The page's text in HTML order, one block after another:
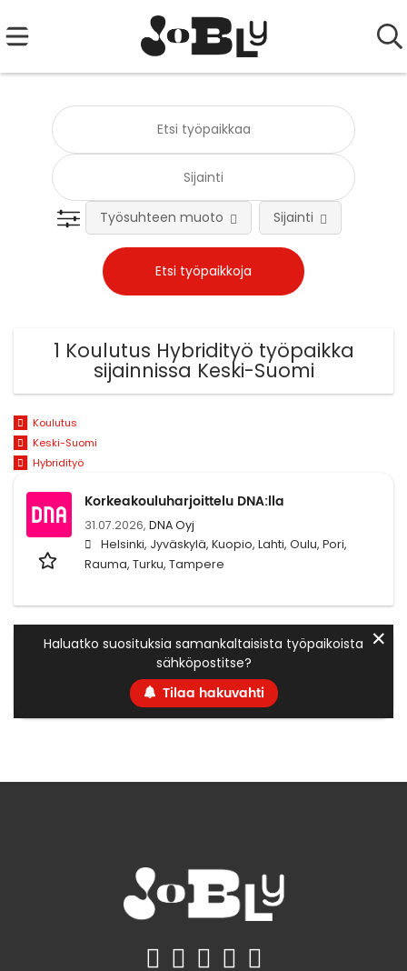
Työsuhteen muoto Sijainti
1 Koulutus Hybridityö työpaikka
sijainnissa Keski-Suomi
Koulutus
Keski-Suomi
Hybridityö
Korkeakouluharjoittelu DNA:lla
31.07.2026, DNA Oyj
Helsinki, Jyväskylä, Kuopio, Lahti, Oulu, Pori,
Rauma, Turku, Tampere
Haluatko suosituksia samankaltaisista työpaikoista
sähköpostitse?
Tilaa hakuvahti
✕